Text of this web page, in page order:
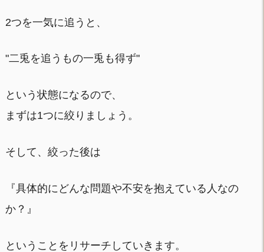
2つを一気に追うと、
"二兎を追うもの一兎も得ず"
という状態になるので、
まずは1つに絞りましょう。
そして、絞った後は
『具体的にどんな問題や不安を抱えている人なの
か？』
ということをリサーチしていきます。